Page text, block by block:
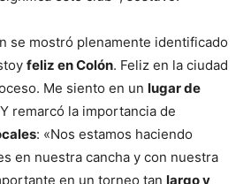
se mostró plenamente identificado
feliz en Colón. Feliz en la ciudad
Me siento en un lugar de
remarcó la importancia de
: «Nos estamos haciendo
en nuestra cancha y con nuestra
en un torneo tan largo y